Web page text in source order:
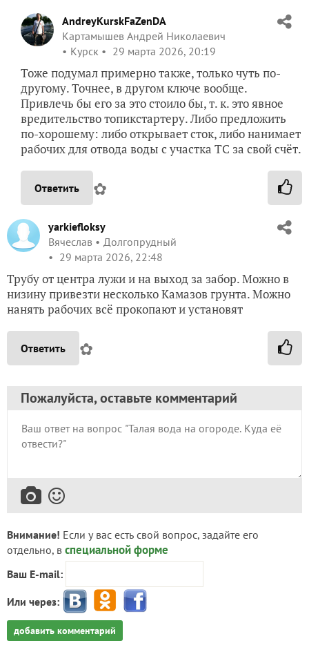
AndreyKurskFaZenDA
Картамышев Андрей Николаевич
Курск
29 марта 2026, 20:19
Тоже подумал примерно также, только чуть по-
другому. Точнее, в другом ключе вообще.
Привлечь бы его за это стоило бы, т. к. это явное
вредительство топикстартеру. Либо предложить
по-хорошему: либо открывает сток, либо нанимает
рабочих для отвода воды с участка ТС за свой счёт.
Ответить ✿
yarkiefloksy
Вячеслав
Долгопрудный
29 марта 2026, 22:48
Трубу от центра лужи и на выход за забор. Можно в
низину привезти несколько Камазов грунта. Можно
нанять рабочих всё прокопают и установят
Ответить ✿
Пожалуйста, оставьте комментарий
Внимание! Если у вас есть свой вопрос, задайте его
отдельно, в специальной форме
Ваш E-mail:
Или через:
добавить комментарий